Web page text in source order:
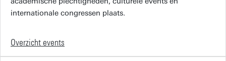
internationale congressen plaats.
Overzicht events